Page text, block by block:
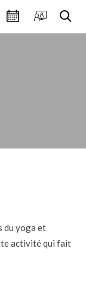
du yoga et
activité qui fait